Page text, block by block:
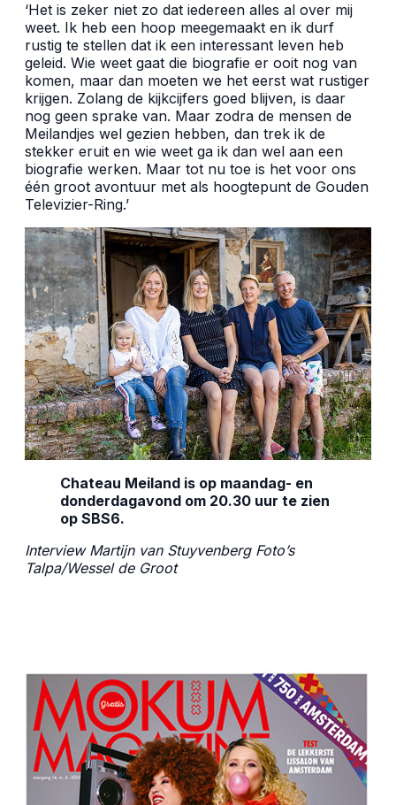
‘Het is zeker niet zo dat iedereen alles al over mij
weet. Ik heb een hoop meegemaakt en ik durf
rustig te stellen dat ik een interessant leven heb
geleid. Wie weet gaat die biografie er ooit nog van
komen, maar dan moeten we het eerst wat rustiger
krijgen. Zolang de kijkcijfers goed blijven, is daar
nog geen sprake van. Maar zodra de mensen de
Meilandjes wel gezien hebben, dan trek ik de
stekker eruit en wie weet ga ik dan wel aan een
biografie werken. Maar tot nu toe is het voor ons
één groot avontuur met als hoogtepunt de Gouden
Televizier-Ring.’
Chateau Meiland is op maandag- en
donderdagavond om 20.30 uur te zien
op SBS6.
Interview Martijn van Stuyvenberg Foto’s
Talpa/Wessel de Groot